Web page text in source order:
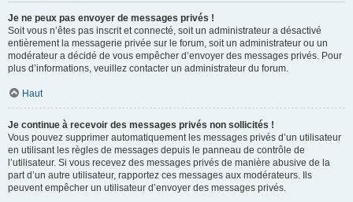
Je ne peux pas envoyer de messages privés !
Soit vous n’êtes pas inscrit et connecté, soit un administrateur a désactivé
entièrement la messagerie privée sur le forum, soit un administrateur ou un
modérateur a décidé de vous empêcher d’envoyer des messages privés. Pour
plus d’informations, veuillez contacter un administrateur du forum.
Haut
Je continue à recevoir des messages privés non sollicités !
Vous pouvez supprimer automatiquement les messages privés d’un utilisateur
en utilisant les règles de messages depuis le panneau de contrôle de
l’utilisateur. Si vous recevez des messages privés de manière abusive de la
part d’un autre utilisateur, rapportez ces messages aux modérateurs. Ils
peuvent empêcher un utilisateur d’envoyer des messages privés.